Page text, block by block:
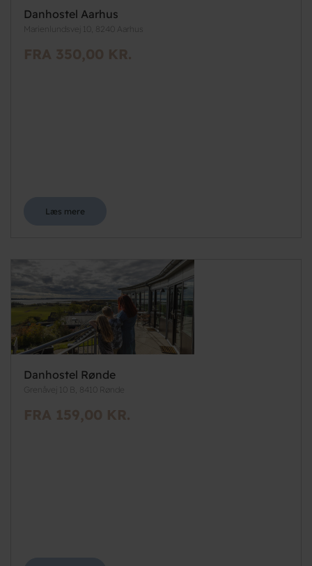
Danhostel Aarhus
Marienlundsvej 10, 8240 Aarhus
FRA 350,00 KR.
Læs mere
Danhostel Rønde
Grenåvej 10 B, 8410 Rønde
FRA 159,00 KR.